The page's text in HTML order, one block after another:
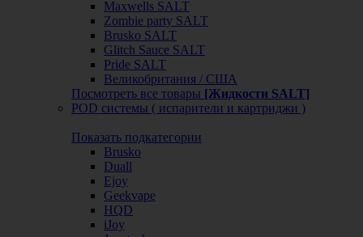
Maxwells SALT
Zombie party SALT
Brusko SALT
Glitch Sauce SALT
Pride SALT
Великобритания / США
Посмотреть все товары [Жидкости SALT]
POD системы ( испарители и картриджи )
Показать подкатегории
Brusko
Duall
Ejoy
Geekvape
HQD
iJoy